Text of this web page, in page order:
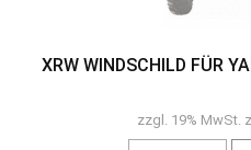
XRW WINDSCHILD FÜR
zzgl. 19% MwSt.